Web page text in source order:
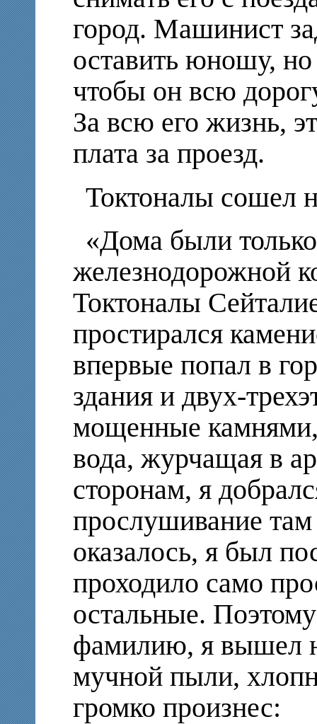
город. Машинист
оставить юношу,
чтобы он всю
За всю его жизнь,
плата за проезд.
Токтоналы сошел
«Дома были
железнодорожной
Токтоналы
простирался
впервые попал в
здания и двух-
мощенные
вода, журчащая в
сторонам, я
прослушивание
оказалось, я был
проходило само
остальные.
фамилию, я вышел
мучной пыли,
громко произнес: